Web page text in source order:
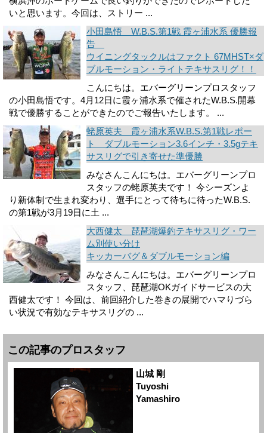
いと思います。今回は、ストリー ...
小田島悟 W.B.S.第1戦 霞ヶ浦水系 優勝報
告
ウイニングタックルはファクト 67MHST×ダ
ブルモーション・ライトテキサスリグ！！
こんにちは。エバーグリーンプロスタッフ
の小田島悟です。4月12日に霞ヶ浦水系で催されたW.B.S.開幕
戦で優勝することができたのでご報告いたします。 ...
蛯原英夫 霞ヶ浦水系W.B.S.第1戦レポー
ト ダブルモーション3.6インチ・3.5gテキ
サスリグで引き寄せた準優勝
みなさんこんにちは。エバーグリーンプロ
スタッフの蛯原英夫です！ 今シーズンよ
り新体制で生まれ変わり、選手にとって待ちに待ったW.B.S.
の第1戦が3月19日に土 ...
大西健太 琵琶湖爆釣テキサスリグ・ワー
ム別使い分け
キッカーバグ＆ダブルモーション編
みなさんこんにちは。エバーグリーンプロ
スタッフ、琵琶湖OKガイドサービスの大
西健太です！ 今回は、前回紹介した巻きの展開でハマりづら
い状況で有効なテキサスリグの ...
この記事のプロスタッフ
山城 剛
Tuyoshi
Yamashiro